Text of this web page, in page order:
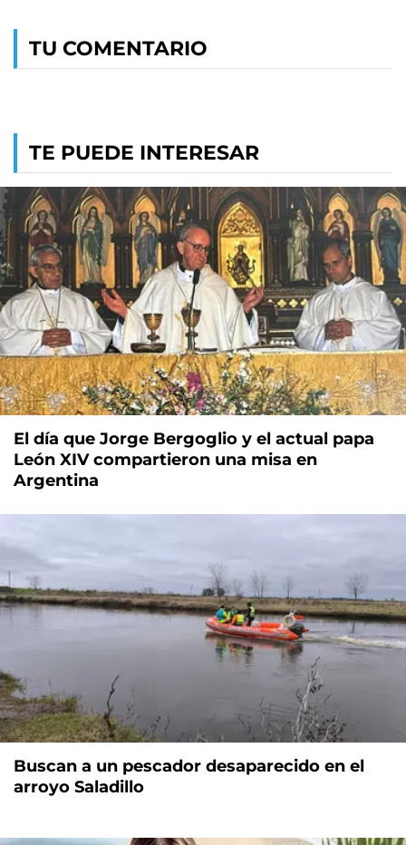
TU COMENTARIO
TE PUEDE INTERESAR
El día que Jorge Bergoglio y el actual papa
León XIV compartieron una misa en
Argentina
Buscan a un pescador desaparecido en el
arroyo Saladillo